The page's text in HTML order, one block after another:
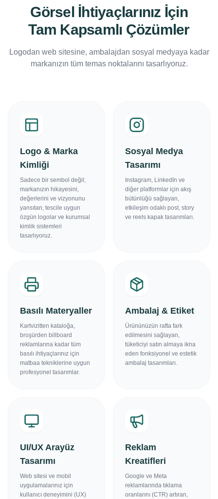
Görsel İhtiyaçlarınız İçin
Tam Kapsamlı Çözümler
Logodan web sitesine, ambalajdan sosyal medyaya kadar
markanızın tüm temas noktalarını tasarlıyoruz.
Logo & Marka
Kimliği
Sadece bir sembol değil;
markanızın hikayesini,
değerlerini ve vizyonunu
yansıtan, tescile uygun
özgün logolar ve kurumsal
kimlik sistemleri
tasarlıyoruz.
Sosyal Medya
Tasarımı
Instagram, LinkedIn ve
diğer platformlar için akış
bütünlüğü sağlayan,
etkileşim odaklı post, story
ve reels kapak tasarımları.
Basılı Materyaller
Kartvizitten kataloğa,
broşürden billboard
reklamlarına kadar tüm
basılı ihtiyaçlarınız için
matbaa tekniklerine uygun
profesyonel tasarımlar.
Ambalaj & Etiket
Ürününüzün rafta fark
edilmesini sağlayan,
tüketiciyi satın almaya ikna
eden fonksiyonel ve estetik
ambalaj tasarımları.
UI/UX Arayüz
Tasarımı
Web sitesi ve mobil
uygulamalarınız için
kullanıcı deneyimini (UX)
Reklam
Kreatifleri
Google ve Meta
reklamlarında tıklama
oranlarını (CTR) artıran,